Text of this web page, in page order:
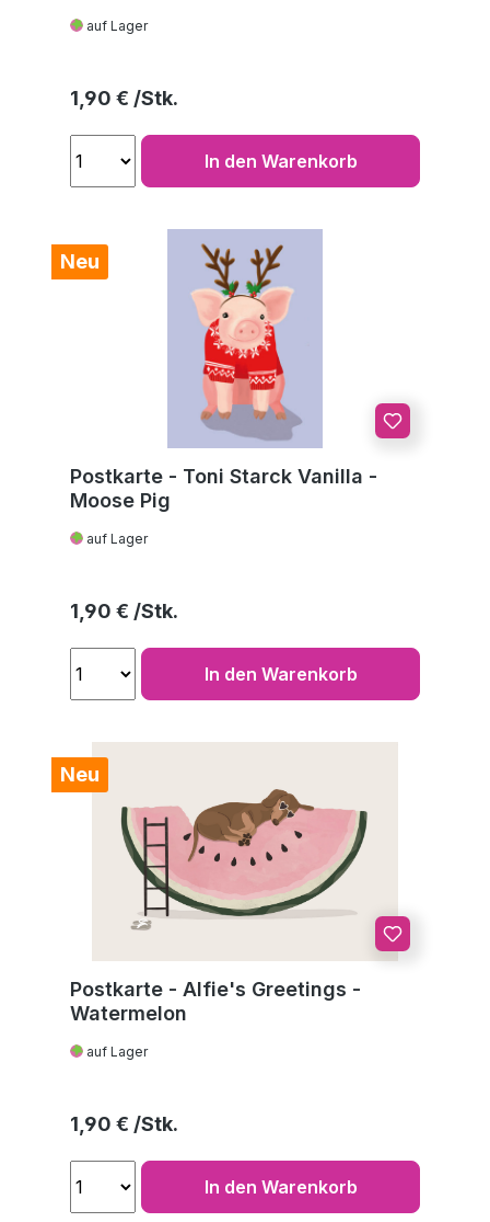
auf Lager
Regulärer Preis:
1,90 €
In den Warenkorb
Neu
Postkarte - Toni Starck Vanilla -
Moose Pig
auf Lager
Regulärer Preis:
1,90 €
In den Warenkorb
Neu
Postkarte - Alfie's Greetings -
Watermelon
auf Lager
Regulärer Preis:
1,90 €
In den Warenkorb